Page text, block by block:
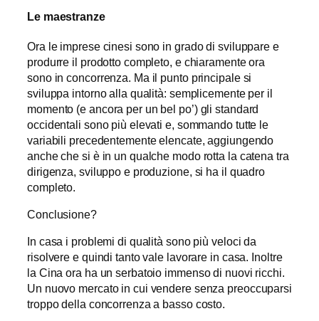
Le maestranze
Ora le imprese cinesi sono in grado di sviluppare e
produrre il prodotto completo, e chiaramente ora
sono in concorrenza. Ma il punto principale si
sviluppa intorno alla qualità: semplicemente per il
momento (e ancora per un bel po’) gli standard
occidentali sono più elevati e, sommando tutte le
variabili precedentemente elencate, aggiungendo
anche che si è in un qualche modo rotta la catena tra
dirigenza, sviluppo e produzione, si ha il quadro
completo.
Conclusione?
In casa i problemi di qualità sono più veloci da
risolvere e quindi tanto vale lavorare in casa. Inoltre
la Cina ora ha un serbatoio immenso di nuovi ricchi.
Un nuovo mercato in cui vendere senza preoccuparsi
troppo della concorrenza a basso costo.